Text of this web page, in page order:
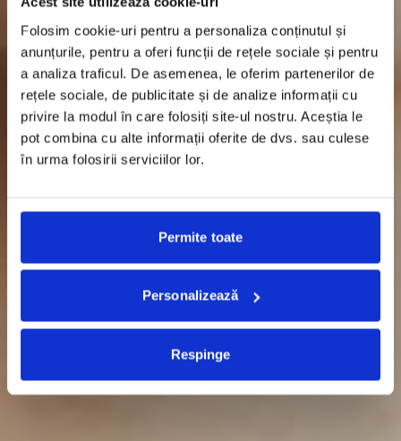
Folosim cookie-uri pentru a personaliza conținutul și
anunțurile, pentru a oferi funcții de rețele sociale și pentru
a analiza traficul. De asemenea, le oferim partenerilor de
rețele sociale, de publicitate și de analize informații cu
privire la modul în care folosiți site-ul nostru. Aceștia le
pot combina cu alte informații oferite de dvs. sau culese
în urma folosirii serviciilor lor.
Permite toate
Personalizează
Respinge